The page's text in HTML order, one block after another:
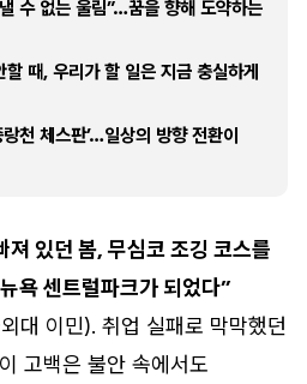
수 없는 울림”…꿈을 향해 도약하는
할 때, 우리가 할 일은 지금 충실하게
천 체스판’…일상의 방향 전환이
져 있던 봄, 무심코 조깅 코스를
욕 센트럴파크가 되었다”
대 이민). 취업 실패로 막막했던
고백은 불안 속에서도